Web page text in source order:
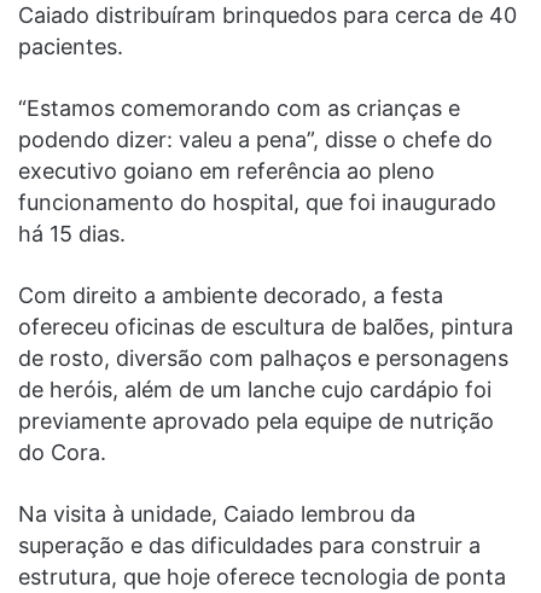
Caiado distribuíram brinquedos para cerca de 40
pacientes.
“Estamos comemorando com as crianças e
podendo dizer: valeu a pena”, disse o chefe do
executivo goiano em referência ao pleno
funcionamento do hospital, que foi inaugurado
há 15 dias.
Com direito a ambiente decorado, a festa
ofereceu oficinas de escultura de balões, pintura
de rosto, diversão com palhaços e personagens
de heróis, além de um lanche cujo cardápio foi
previamente aprovado pela equipe de nutrição
do Cora.
Na visita à unidade, Caiado lembrou da
superação e das dificuldades para construir a
estrutura, que hoje oferece tecnologia de ponta